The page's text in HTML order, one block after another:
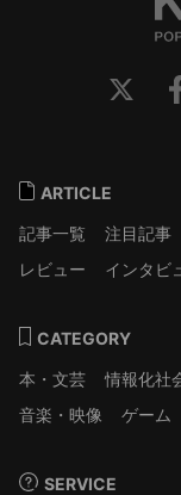
ARTICLE
記事一覧
注目記事
レビュー
インタビ
CATEGORY
本・文芸
情報化社
音楽・映像
ゲーム
SERVICE